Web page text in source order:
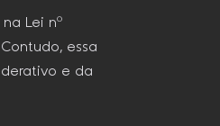
Lei nº
essa
e da